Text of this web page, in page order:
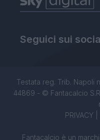
Seguici sui
Testata reg. Trib. Napoli
44869 - © Fantacalcio
PRIVACY|
Fantacalcio è un